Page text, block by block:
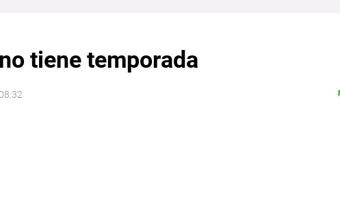
tiene temporada
08:32